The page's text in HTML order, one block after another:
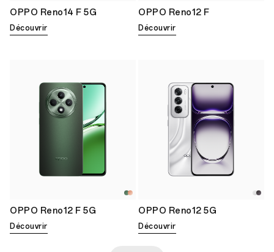
OPPO Reno14 F 5G
Découvrir
OPPO Reno12 F
Découvrir
OPPO Reno12 F 5G
Découvrir
OPPO Reno12 5G
Découvrir